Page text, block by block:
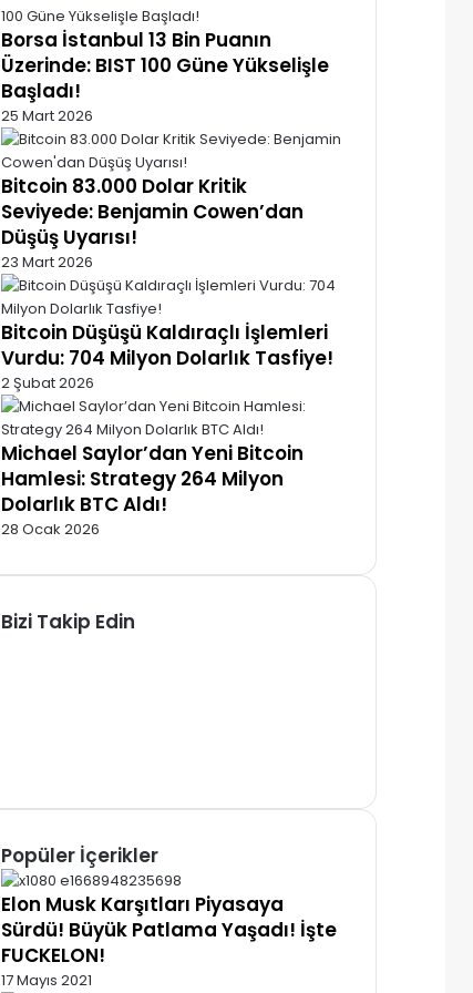
Borsa İstanbul 13 Bin Puanın
Üzerinde: BIST 100 Güne Yükselişle
Başladı!
25 Mart 2026
Bitcoin 83.000 Dolar Kritik
Seviyede: Benjamin Cowen’dan
Düşüş Uyarısı!
23 Mart 2026
Bitcoin Düşüşü Kaldıraçlı İşlemleri
Vurdu: 704 Milyon Dolarlık Tasfiye!
2 Şubat 2026
Michael Saylor’dan Yeni Bitcoin
Hamlesi: Strategy 264 Milyon
Dolarlık BTC Aldı!
28 Ocak 2026
Bizi Takip Edin
Popüler İçerikler
Elon Musk Karşıtları Piyasaya
Sürdü! Büyük Patlama Yaşadı! İşte
FUCKELON!
17 Mayıs 2021